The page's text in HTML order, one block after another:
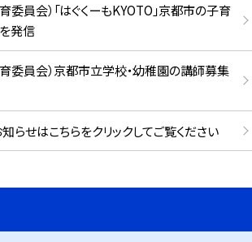
委員会）「はぐくーもKYOTO」京都市の子育
発信
委員会）京都市立学校・幼稚園の講師募集
らせはこちらをクリックしてご覧ください